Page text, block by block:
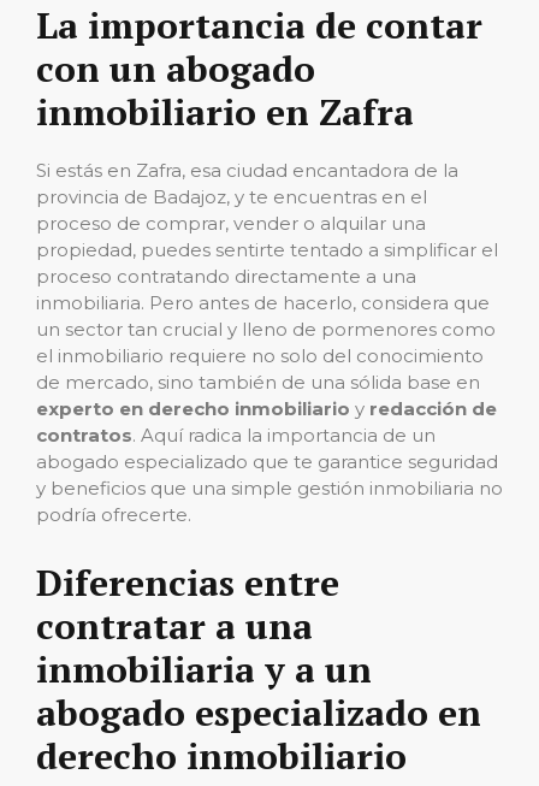
La importancia de contar
con un abogado
inmobiliario en Zafra
Si estás en Zafra, esa ciudad encantadora de la
provincia de Badajoz, y te encuentras en el
proceso de comprar, vender o alquilar una
propiedad, puedes sentirte tentado a simplificar el
proceso contratando directamente a una
inmobiliaria. Pero antes de hacerlo, considera que
un sector tan crucial y lleno de pormenores como
el inmobiliario requiere no solo del conocimiento
de mercado, sino también de una sólida base en
experto en derecho inmobiliario y redacción de
contratos. Aquí radica la importancia de un
abogado especializado que te garantice seguridad
y beneficios que una simple gestión inmobiliaria no
podría ofrecerte.
Diferencias entre
contratar a una
inmobiliaria y a un
abogado especializado en
derecho inmobiliario